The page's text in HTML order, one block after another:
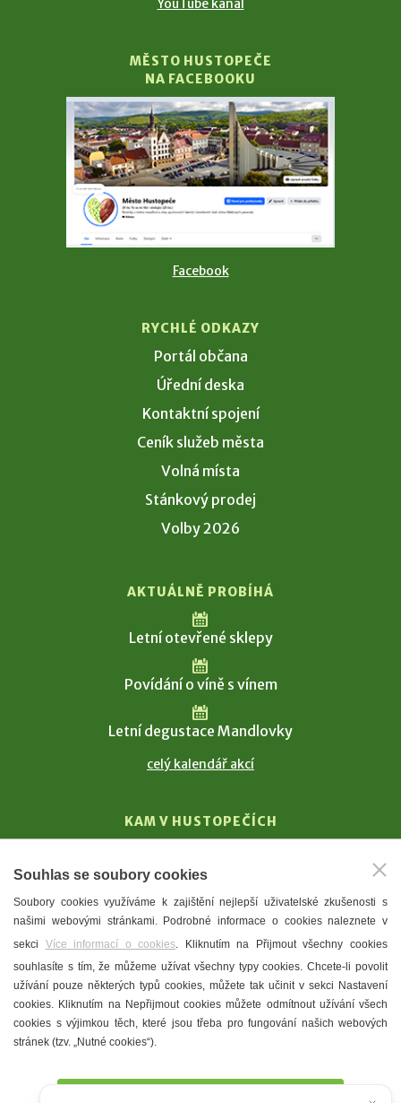
YouTube kanál
MĚSTO HUSTOPEČE
NA FACEBOOKU
Facebook
RYCHLÉ ODKAZY
Portál občana
Úřední deska
Kontaktní spojení
Ceník služeb města
Volná místa
Stánkový prodej
Volby 2026
AKTUÁLNĚ PROBÍHÁ
Letní otevřené sklepy
Povídání o víně s vínem
Letní degustace Mandlovky
celý kalendář akcí
KAM V HUSTOPEČÍCH
T. G. Masaryk
Mandloně
Ubytování
Restaurace
Městské muzeum a galerie
Denní meníčka
Souhlas se soubory cookies
Soubory cookies využíváme k zajištění nejlepší uživatelské zkušenosti s
našimi webovými stránkami. Podrobné informace o cookies naleznete v
sekci Více informací o cookies. Kliknutím na Přijmout všechny cookies
souhlasíte s tím, že můžeme užívat všechny typy cookies. Chcete-li povolit
užívání pouze některých typů cookies, můžete tak učinit v sekci Nastavení
cookies. Kliknutím na Nepřijmout cookies můžete odmítnout užívání všech
cookies s výjimkou těch, které jsou třeba pro fungování našich webových
stránek (tzv. „Nutné cookies“).